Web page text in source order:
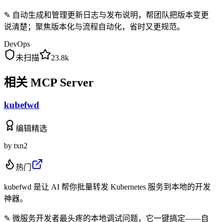
✎ 自动生成和管理更新日志与发布说明，帮团队把版本变更
说清楚；聚焦版本化与流程自动化，省时又更规范。
DevOps
未扫描
23.8k
相关 MCP Server
kubefwd
编辑精选
by txn2
热门
kubefwd 是让 AI 帮你批量转发 Kubernetes 服务到本地的开发
神器。
✎ 微服务开发者最头疼的本地调试问题，它一键搞定——自